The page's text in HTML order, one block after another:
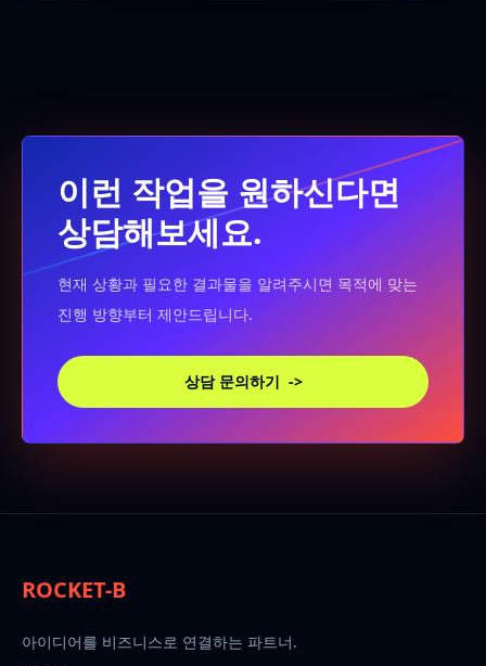
이런 작업을 원하신다면
상담해보세요.
현재 상황과 필요한 결과물을 알려주시면 목적에 맞는
진행 방향부터 제안드립니다.
상담 문의하기 ->
ROCKET-B
아이디어를 비즈니스로 연결하는 파트너.